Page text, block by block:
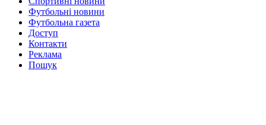
Футбольні новини
Футбольна газета
Доступ
Контакти
Реклама
Пошук